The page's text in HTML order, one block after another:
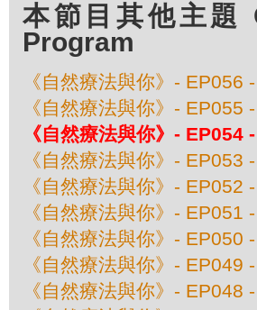
本節目其他主題
Program
《自然療法與你》- EP056
《自然療法與你》- EP055
《自然療法與你》- EP054
《自然療法與你》- EP053
《自然療法與你》-
《自然療法與你》-
《自然療法與你》- EP050
《自然療法與你》- EP049
《自然療法與你》- EP048